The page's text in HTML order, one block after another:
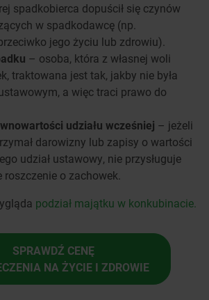
spadkobierca dopuścił się czynów
w spadkodawcę (np.
jego życiu lub zdrowiu).
– osoba, która z własnej woli
traktowana jest tak, jakby nie była
a więc traci prawo do
udziału wcześniej – jeżeli
darowizny lub zapisy o wartości
udział ustawowy, nie przysługuje
o zachowek.
podział majątku w konkubinacie.
SPRAWDŹ CENĘ
NA ŻYCIE I ZDROWIE